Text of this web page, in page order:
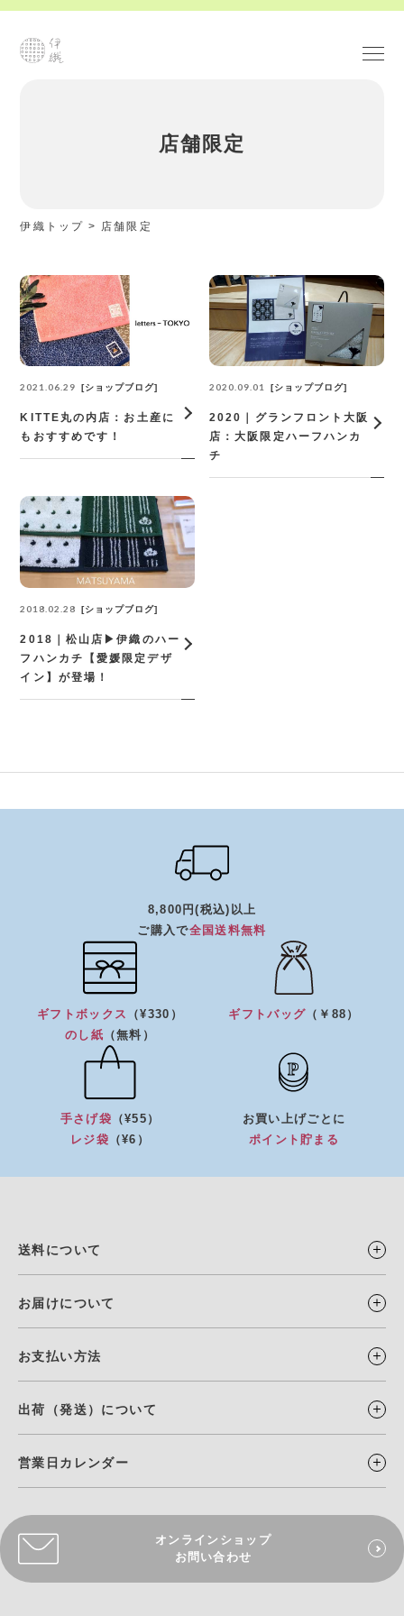
店舗限定
伊織トップ > 店舗限定
2021.06.29 ショップブログ
KITTE丸の内店：お土産に
もおすすめです！
2020.09.01 ショップブログ
2020｜グランフロント大阪
店：大阪限定ハーフハンカ
チ
2018.02.28 ショップブログ
2018｜松山店▶︎伊織のハー
フハンカチ【愛媛限定デザ
イン】が登場！
8,800円(税込)以上
ご購入で全国送料無料
ギフトボックス
（¥330）
のし紙 （無料）
ギフトバッグ （￥88）
手さげ袋 （¥55）
レジ袋 （¥6）
お買い上げごとに
ポイント貯まる
送料について
お届けについて
お支払い方法
出荷（発送）について
営業日カレンダー
オンラインショップ
お問い合わせ